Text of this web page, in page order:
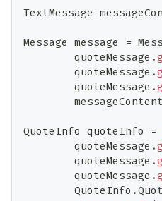
TextMessage
Message message =
        quoteMessage
.
        quoteMessage
.
        quoteMessage
.
        messageContent
QuoteInfo quoteInfo =
        quoteMessage
.
        quoteMessage
.
        quoteMessage
.
QuoteInfo .